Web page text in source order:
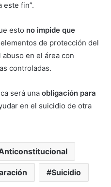
este fin”.
esto no impide que
de protección del
en el área con
controladas.
será una obligación para
en el suicidio de otra
Suicidio